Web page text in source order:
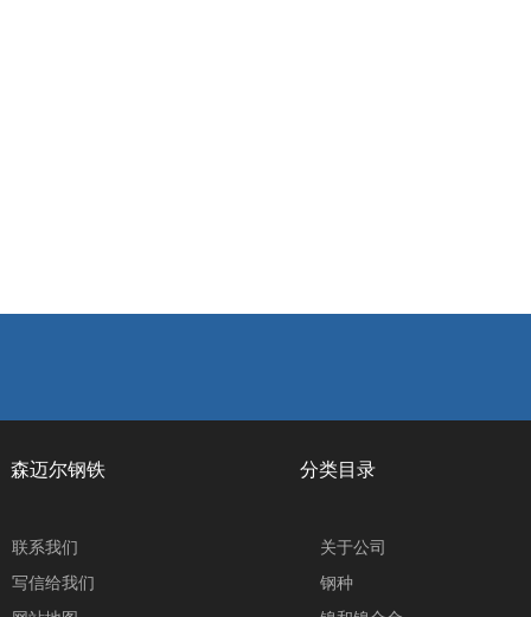
森迈尔钢铁 分类目录
联系我们
写信给我们
关于公司
钢种